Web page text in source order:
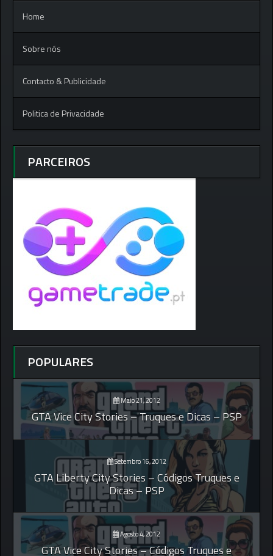
Home
Sobre nós
Contacto & Publicidade
Politica de Privacidade
PARCEIROS
POPULARES
Maio 21, 2012
GTA Vice City Stories – Truques e Dicas – PSP
Setembro 16, 2012
GTA Liberty City Stories – Códigos Truques e
Dicas – PSP
Agosto 4, 2012
GTA Vice City Stories – Códigos Truques e